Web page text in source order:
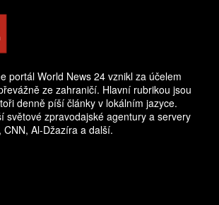
portál World News 24 vznikl za účelem
ze zahraničí. Hlavní rubrikou jsou
denně píší články v lokálním jazyce.
světové zpravodajské agentury a servery
CNN, Al-Džazíra a další.